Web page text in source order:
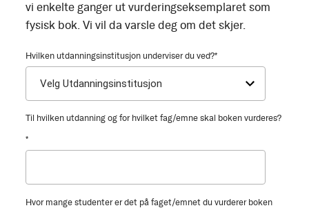
vi enkelte ganger ut vurderingseksemplaret som
fysisk bok. Vi vil da varsle deg om det skjer.
Hvilken utdanningsinstitusjon underviser du ved?*
Til hvilken utdanning og for hvilket fag/emne skal boken vurderes?
*
Hvor mange studenter er det på faget/emnet du vurderer boken